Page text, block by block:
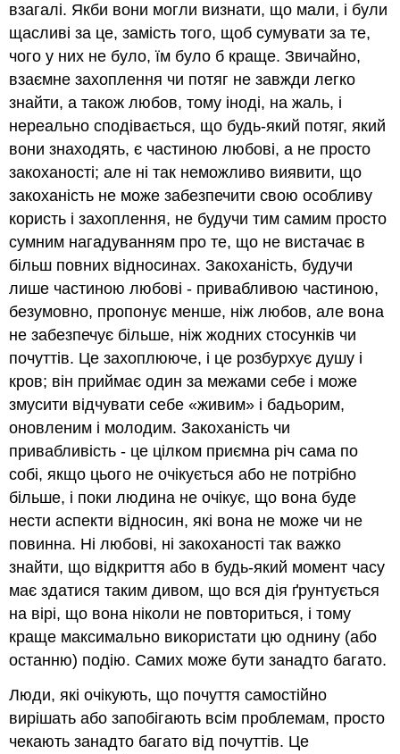
взагалі. Якби вони могли визнати, що мали, і були
щасливі за це, замість того, щоб сумувати за те,
чого у них не було, їм було б краще. Звичайно,
взаємне захоплення чи потяг не завжди легко
знайти, а також любов, тому іноді, на жаль, і
нереально сподівається, що будь-який потяг, який
вони знаходять, є частиною любові, а не просто
закоханості; але ні так неможливо виявити, що
закоханість не може забезпечити свою особливу
користь і захоплення, не будучи тим самим просто
сумним нагадуванням про те, що не вистачає в
більш повних відносинах. Закоханість, будучи
лише частиною любові - привабливою частиною,
безумовно, пропонує менше, ніж любов, але вона
не забезпечує більше, ніж жодних стосунків чи
почуттів. Це захоплююче, і це розбурхує душу і
кров; він приймає один за межами себе і може
змусити відчувати себе «живим» і бадьорим,
оновленим і молодим. Закоханість чи
привабливість - це цілком приємна річ сама по
собі, якщо цього не очікується або не потрібно
більше, і поки людина не очікує, що вона буде
нести аспекти відносин, які вона не може чи не
повинна. Ні любові, ні закоханості так важко
знайти, що відкриття або в будь-який момент часу
має здатися таким дивом, що вся дія ґрунтується
на вірі, що вона ніколи не повториться, і тому
краще максимально використати цю однину (або
останню) подію. Самих може бути занадто багато.
Люди, які очікують, що почуття самостійно
вирішать або запобігають всім проблемам, просто
чекають занадто багато від почуттів. Це